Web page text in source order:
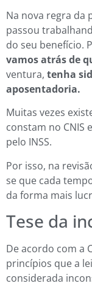
Na nova regra da
passou
do seu benefício.
vamos atrás de
ventura, tenha
aposentadoria.
Muitas vezes
constam no CNIS
pelo INSS.
Por isso, na
se que cada
da forma mais
Tese da
De acordo com a
princípios que a
considerada